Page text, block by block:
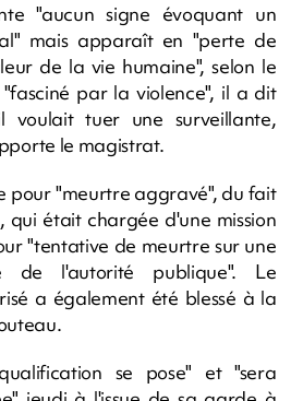
"aucun signe évoquant un
mais apparaît en "perte de
de la vie humaine", selon le
par la violence", il a dit
tuer une surveillante,
le magistrat.
pour "meurtre aggravé", du fait
était chargée d'une mission
"tentative de meurtre sur une
de l'autorité publique". Le
a également été blessé à la
se pose" et "sera